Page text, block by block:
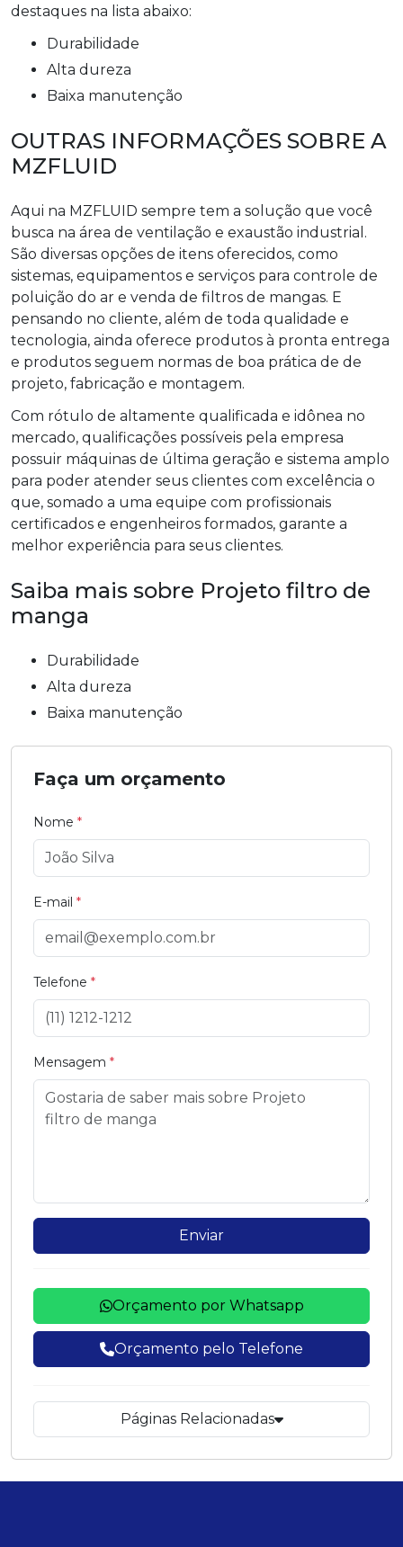
destaques na lista abaixo:
durabilidade
alta dureza
baixa manutenção
OUTRAS INFORMAÇÕES SOBRE A
MZFLUID
Aqui na MZFLUID sempre tem a solução que você
busca na área de ventilação e exaustão industrial.
São diversas opções de itens oferecidos, como
sistemas, equipamentos e serviços para controle de
poluição do ar e venda de filtros de mangas. E
pensando no cliente, além de toda qualidade e
tecnologia, ainda oferece produtos à pronta entrega
e produtos seguem normas de boa prática de de
projeto, fabricação e montagem.
Com rótulo de altamente qualificada e idônea no
mercado, qualificações possíveis pela empresa
possuir máquinas de última geração e sistema amplo
para poder atender seus clientes com excelência o
que, somado a uma equipe com profissionais
certificados e engenheiros formados, garante a
melhor experiência para seus clientes.
Saiba mais sobre Projeto filtro de
manga
durabilidade
alta dureza
baixa manutenção
Faça um orçamento
Nome *
E-mail *
Telefone *
Mensagem *
Enviar
Orçamento por Whatsapp
Orçamento pelo Telefone
Páginas Relacionadas